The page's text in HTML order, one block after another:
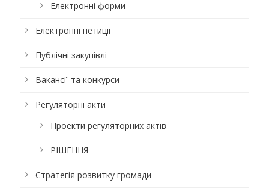
Електронні форми
Електронні петиції
Публічні закупівлі
Вакансії та конкурси
Регуляторні акти
Проекти регуляторних актів
РІШЕННЯ
Стратегія розвитку громади